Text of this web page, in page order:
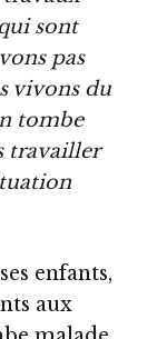
sont
pas
vivons du
tombe
travailler
enfants,
aux